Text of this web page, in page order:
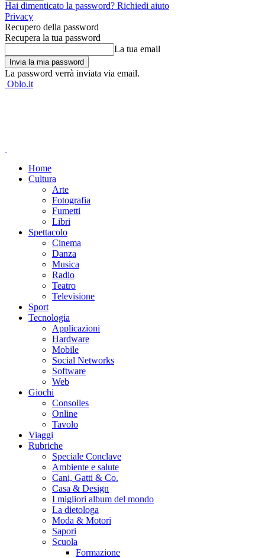
Hai dimenticato la password? Richiedi aiuto
Privacy
Recupero della password
Recupera la tua password
La tua email
La password verrà inviata via email.
Oblo.it
Home
Cultura
Arte
Fotografia
Fumetti
Libri
Spettacolo
Cinema
Danza
Musica
Radio
Teatro
Televisione
Sport
Tecnologia
Applicazioni
Hardware
Mobile
Social Networks
Software
Web
Giochi
Consolles
Online
Tavolo
Viaggi
Rubriche
Speciale Conclave
Ambiente e salute
Cani, Gatti & Co.
Casa & Design
I migliori album del mondo
La dietologa
Moda & Motori
Sapori
Scuola
Formazione